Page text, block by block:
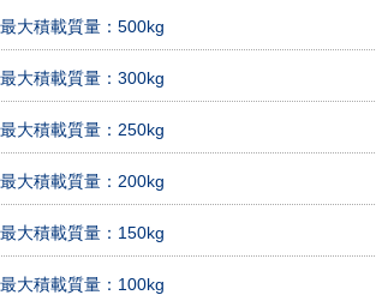
最大積載質量：500kg
最大積載質量：300kg
最大積載質量：250kg
最大積載質量：200kg
最大積載質量：150kg
最大積載質量：100kg